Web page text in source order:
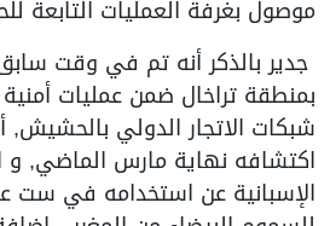
موصول بغرفة العمليات التابعة
جدير بالذكر أنه تم في وقت
بمنطقة تراخال ضمن عمليات
شبكات الاتجار الدولي بالحشيش,
اكتشافه نهاية مارس الماضي,
الإسبانية عن استخدامه في ست